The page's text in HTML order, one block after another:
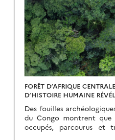
FORÊT D’AFRIQUE
D’HISTOIRE HUMAINE
Des fouilles
du Congo montrent
occupés, parcourus et